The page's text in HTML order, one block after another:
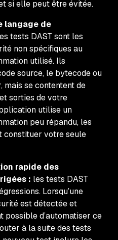
si elle peut être évitée.
langage de
tests DAST sont les
non spécifiques au
utilisé. Ils
source, le bytecode ou
mais se contentent de
sorties de votre
utilise un
peu répandu, les
constituer votre seule
rapide des
: les tests DAST
Lorsqu’une
est détectée et
possible d’automatiser ce
à la suite des tests